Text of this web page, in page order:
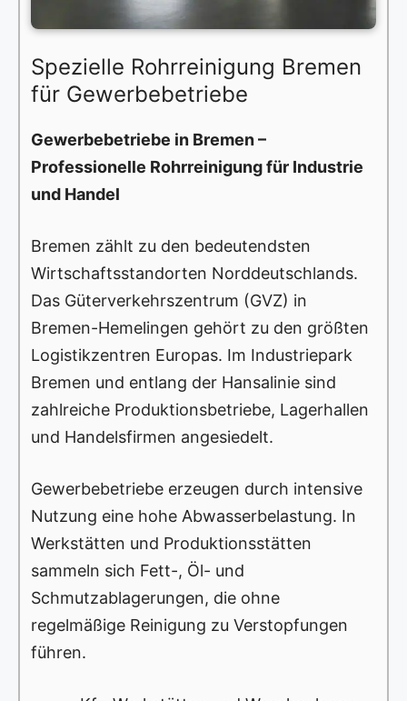
Spezielle Rohrreinigung Bremen
für Gewerbebetriebe
Gewerbebetriebe in Bremen –
Professionelle Rohrreinigung für Industrie
und Handel
Bremen zählt zu den bedeutendsten
Wirtschaftsstandorten Norddeutschlands.
Das Güterverkehrszentrum (GVZ) in
Bremen-Hemelingen gehört zu den größten
Logistikzentren Europas. Im Industriepark
Bremen und entlang der Hansalinie sind
zahlreiche Produktionsbetriebe, Lagerhallen
und Handelsfirmen angesiedelt.
Gewerbebetriebe erzeugen durch intensive
Nutzung eine hohe Abwasserbelastung. In
Werkstätten und Produktionsstätten
sammeln sich Fett-, Öl- und
Schmutzablagerungen, die ohne
regelmäßige Reinigung zu Verstopfungen
führen.